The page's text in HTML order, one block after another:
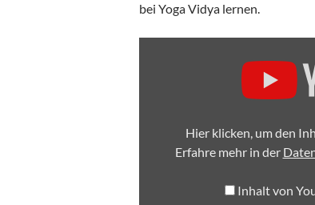
bei Yoga Vidya lernen.
Hier klicken, um den
Erfahre mehr in der
Inhalt von